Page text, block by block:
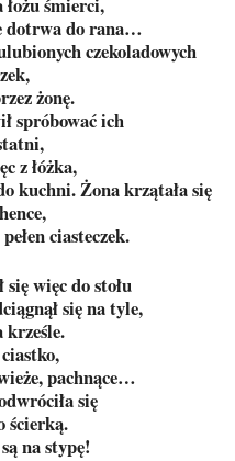
dotrwa do rana…
czekoladowych
żonę.
spróbować ich
z łóżka,
kuchni. Żona krzątała się
ciasteczek.
się więc do stołu
się na tyle,
krześle.
pachnące…
się
ścierką.
na stypę!